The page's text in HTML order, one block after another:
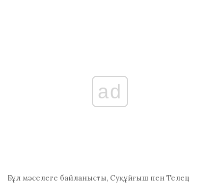
ad
Бұл мәселеге байланысты, Суқұйғыш пен Телец